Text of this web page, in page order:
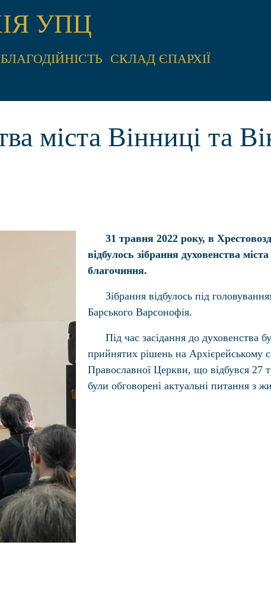
УПЦ
БЛАГОДІЙНІСТЬ СКЛАД ЄПАРХІЇ
міста Вінниці та
31 травня 2022 року, в
відбулось зібрання духовенства
благочиння.
Зібрання відбулось під
Барського Варсонофія.
Під час засідання до духовенства
прийнятих рішень на Архієрейському
Православної Церкви, що відбувся 27
були обговорені актуальні питання з